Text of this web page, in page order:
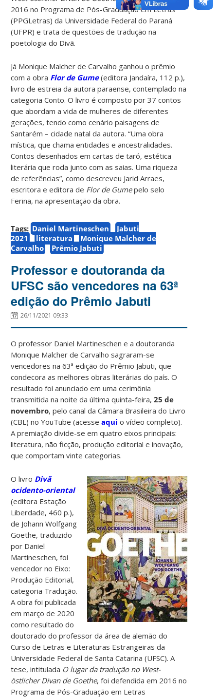
2016 no Programa de Pós-Graduação em Letras
(PPGLetras) da Universidade Federal do Paraná
(UFPR) e trata de questões de tradução na
poetologia do Divã.
Já Monique Malcher de Carvalho ganhou o prêmio
com a obra Flor de Gume(editora Jandaíra, 112 p.),
livro de estreia da autora paraense, contemplado na
categoria Conto. O livro é composto por 37 contos
que abordam a vida de mulheres de diferentes
gerações, tendo como cenário paisagens de
Santarém – cidade natal da autora. “Uma obra
mística, que chama entidades e ancestralidades.
Contos desenhados em cartas de taró, estética
literária que roda junto com as saias. Uma riqueza
de referências”, como descreveu Jarid Arraes,
escritora e editora de Flor de Gumepelo selo
Ferina, na apresentação da obra.
Tags: Daniel Martineschen
Jabuti
2021
literatura
Monique Malcher de
Carvalho
Prêmio Jabuti
Professor e doutoranda da
UFSC são vencedores na 63ª
edição do Prêmio Jabuti
26/11/2021 09:33
O professor Daniel Martineschen e a doutoranda
Monique Malcher de Carvalho sagraram-se
vencedores na 63ª edição do Prêmio Jabuti, que
condecora as melhores obras literárias do país. O
resultado foi anunciado em uma cerimônia
transmitida na noite da última quinta-feira,25 de
novembro, pelo canal da Câmara Brasileira do Livro
(CBL) no YouTube (acesseaqui o vídeo completo).
A premiação divide-se em quatro eixos principais:
literatura, não ficção, produção editorial e inovação,
que comportam vinte categorias.
O livro Divã
ocidento-oriental
(editora Estação
Liberdade, 460 p.),
de Johann Wolfgang
Goethe, traduzido
por Daniel
Martineschen, foi
vencedor no Eixo:
Produção Editorial,
categoria Tradução.
A obra foi publicada
em março de 2020
como resultado do
doutorado do professor da área de alemão do
Curso de Letras e Literaturas Estrangeiras da
Universidade Federal de Santa Catarina (UFSC). A
tese, intitulada O lugar da tradução no West-
östlicher Divan de Goethe, foi defendida em 2016 no
Programa de Pós-Graduação em Letras